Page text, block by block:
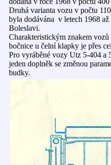
Druhá varianta vozu v počtu
byla dodávána v letech 1968
Boleslavi.
Charakteristickým znakem
bočnice u čelní klapky je přes
Pro vyráběné vozy Utz 5-404 a
jeden doplněk se změnou
budky.